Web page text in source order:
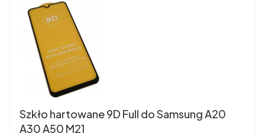
Szkło hartowane 9D Full do Samsung A20
A30 A50 M21